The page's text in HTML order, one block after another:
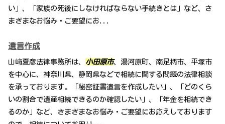
い」、「家族の死後にしなければならない手続きとは」など、さ
まざまなお悩み・ご要望にお...
遺言作成
山﨑夏彦法律事務所は、 小田原市、湯河原町、南足柄市、平塚市
を中心に、神奈川県、静岡県などで相続に関する問題の法律相談
を承っております。「秘密証書遺言を作成したい」、「どのくら
いの割合で遺産相続できるのか確認したい」、「年金を相続でき
るのか」など、さまざまなお悩み・ご要望にお応えしております